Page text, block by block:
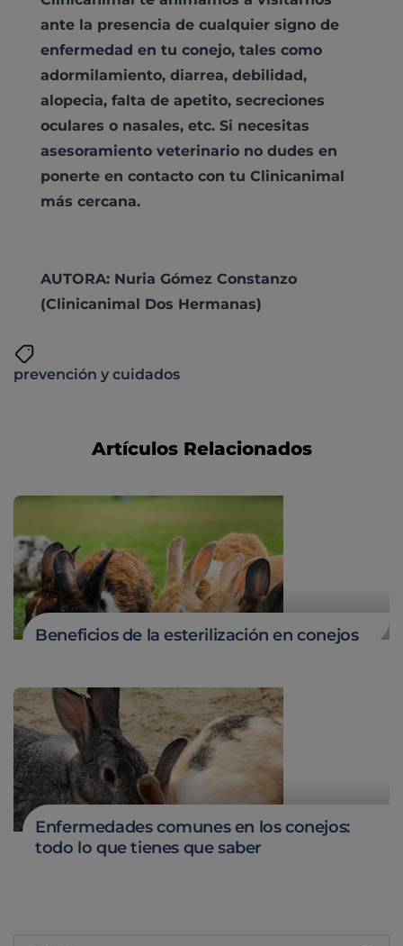
ante la presencia de cualquier signo de
enfermedad en tu conejo, tales como
adormilamiento, diarrea, debilidad,
alopecia, falta de apetito, secreciones
oculares o nasales, etc. Si necesitas
asesoramiento veterinario no dudes en
ponerte en contacto con tu Clinicanimal
más cercana.
AUTORA: Nuria Gómez Constanzo
(Clinicanimal Dos Hermanas)
prevención y cuidados
Artículos Relacionados
Beneficios de la esterilización en conejos
Enfermedades comunes en los conejos:
todo lo que tienes que saber